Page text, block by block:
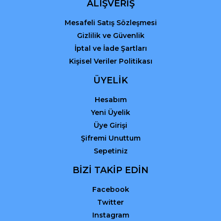
ALIŞVERİŞ
Mesafeli Satış Sözleşmesi
Gizlilik ve Güvenlik
İptal ve İade Şartları
Kişisel Veriler Politikası
ÜYELİK
Hesabım
Yeni Üyelik
Üye Girişi
Şifremi Unuttum
Sepetiniz
BİZİ TAKİP EDİN
Facebook
Twitter
Instagram